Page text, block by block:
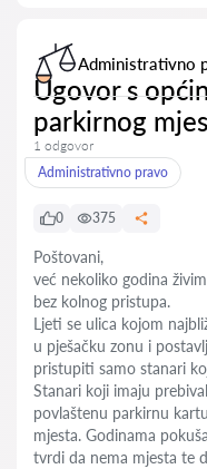
Administrativno
Ugovor s
parkirnog
1 odgovor
Administrativno pravo
0 375
Poštovani,
već nekoliko godina
bez kolnog pristupa.
Ljeti se ulica kojom
u pješačku zonu i
pristupiti samo stanari
Stanari koji imaju
povlaštenu parkirnu
mjesta. Godinama
tvrdi da nema mjesta te